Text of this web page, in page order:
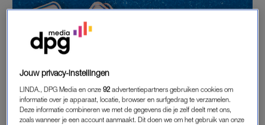
Jouw privacy-instellingen
LINDA., DPG Media en onze92 advertentiepartners gebruiken cookies om
informatie over je apparaat, locatie, browser en surfgedrag te verzamelen.
Deze informatie combineren we met de gegevens die je zelf deelt met ons,
zoals wanneer je een account aanmaakt. Dit doen we om het gebruik van onze